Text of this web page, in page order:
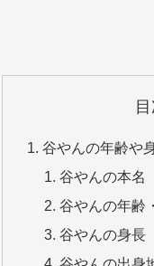
谷やんの年齢や
谷やんの本名
谷やんの年齢
谷やんの身長